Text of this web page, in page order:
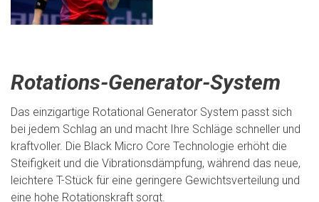
Rotations-Generator-System
Das einzigartige Rotational Generator System passt sich
bei jedem Schlag an und macht Ihre Schläge schneller und
kraftvoller. Die Black Micro Core Technologie erhöht die
Steifigkeit und die Vibrationsdämpfung, während das neue,
leichtere T-Stück für eine geringere Gewichtsverteilung und
eine hohe Rotationskraft sorgt.